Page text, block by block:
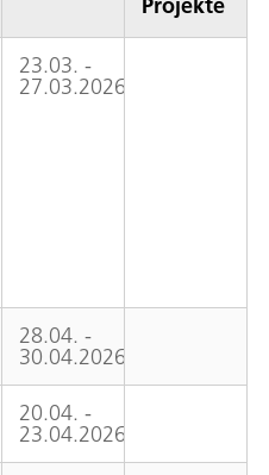
Projekte
23.03. -
27.03.2026
28.04. -
30.04.2026
20.04. -
23.04.2026